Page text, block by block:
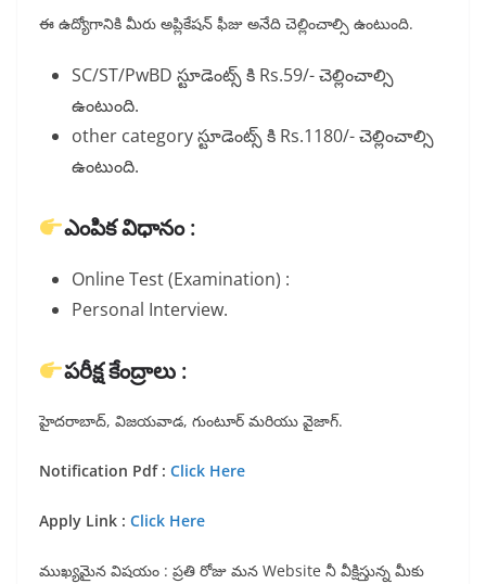
ఈ ఉద్యోగానికి మీరు అప్లికేషన్ ఫీజు అనేది చెల్లించాల్సి ఉంటుంది.
SC/ST/PwBD స్టూడెంట్స్ కి Rs.59/- చెల్లించాల్సి
ఉంటుంది.
other category స్టూడెంట్స్ కి Rs.1180/- చెల్లించాల్సి
ఉంటుంది.
ఎంపిక విధానం :
Online Test (Examination) :
Personal Interview.
పరీక్ష కేంద్రాలు :
హైదరాబాద్, విజయవాడ, గుంటూర్ మరియు వైజాగ్.
Notification Pdf : Click Here
Apply Link : Click Here
ముఖ్యమైన విషయం : ప్రతి రోజు మన Website నీ వీక్షిస్తున్న మీకు